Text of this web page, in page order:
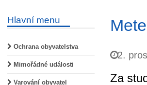
Hlavní menu
Ochrana obyvatelstva
Mimořádné události
Varování obyvatel
2.
Za